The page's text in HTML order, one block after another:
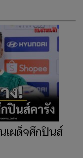
ผด็จศึกปินส์